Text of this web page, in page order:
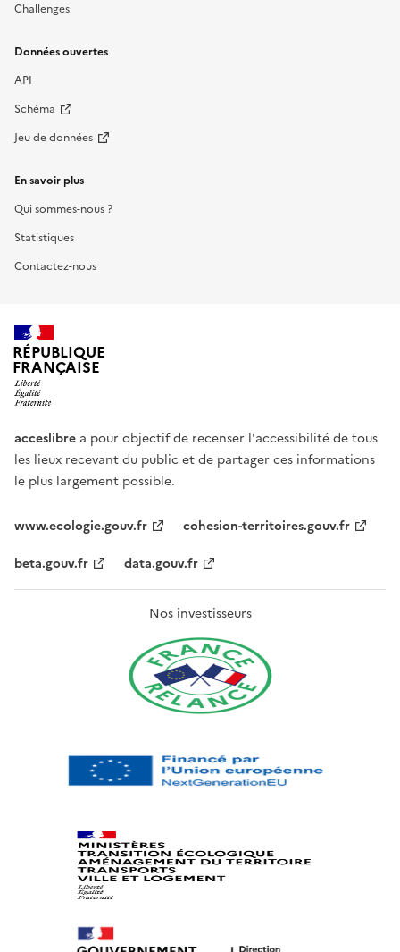
Challenges
Données ouvertes
API
Schéma
Jeu de données
En savoir plus
Qui sommes-nous ?
Statistiques
Contactez-nous
RÉPUBLIQUE
FRANÇAISE
acceslibre a pour objectif de recenser l'accessibilité de tous
les lieux recevant du public et de partager ces informations
le plus largement possible.
www.ecologie.gouv.fr
cohesion-territoires.gouv.fr
beta.gouv.fr
data.gouv.fr
Nos investisseurs